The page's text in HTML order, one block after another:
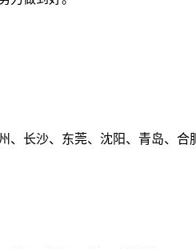
长沙、东莞、沈阳、青岛、合